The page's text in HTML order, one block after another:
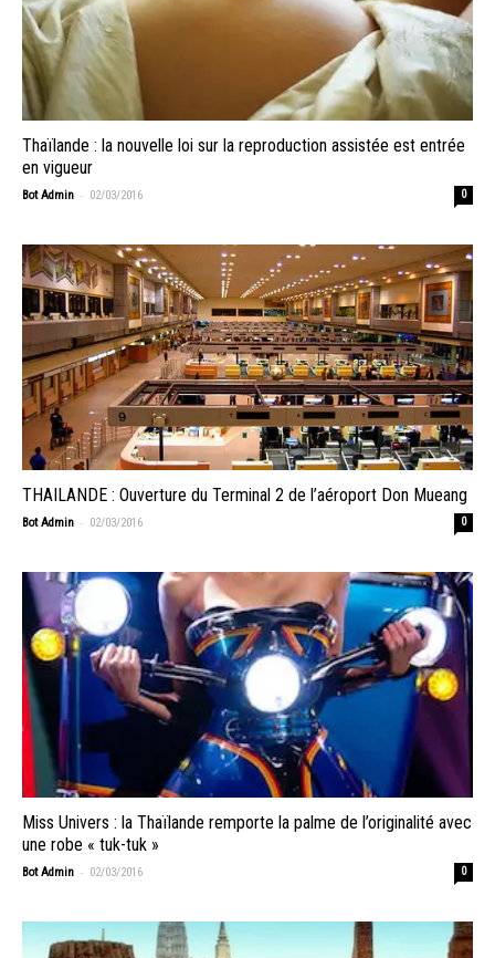
Thaïlande : la nouvelle loi sur la reproduction assistée est entrée
en vigueur
Bot Admin - 02/03/2016 0
THAILANDE : Ouverture du Terminal 2 de l’aéroport Don Mueang
Bot Admin - 02/03/2016 0
Miss Univers : la Thaïlande remporte la palme de l’originalité avec
une robe « tuk-tuk »
Bot Admin - 02/03/2016 0